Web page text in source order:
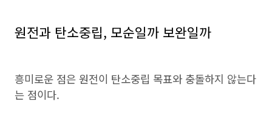
원전과 탄소중립, 모순일까 보완일까
흥미로운 점은 원전이 탄소중립 목표와 충돌하지 않는다
는 점이다.